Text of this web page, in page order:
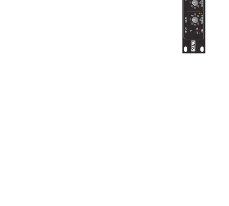
THRESHOLD
OL
+4
THRESHOLD
LEVEL
GA
TE
INPUT 1
dBu
dBu
-20
-60
-70
-50
-40
-10
-20